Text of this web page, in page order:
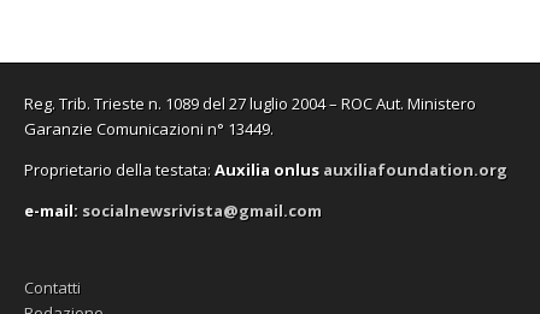
Reg. Trib. Trieste n. 1089 del 27 luglio 2004 – ROC Aut. Ministero
Garanzie Comunicazioni n° 13449.
Proprietario della testata:Auxilia onlus auxiliafoundation.org
e-mail: socialnewsrivista@gmail.com
Contatti